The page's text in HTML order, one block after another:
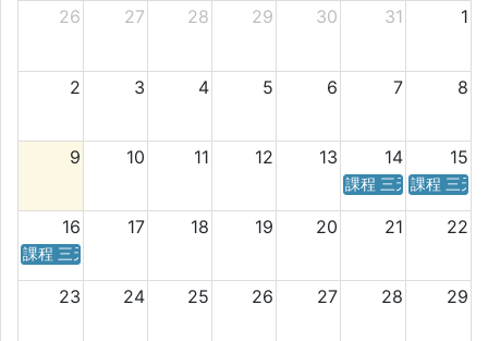
26
27 28 29 30 31 1
2 3 4 5 6 7 8
9 10 11 12 13 14 15
課程 三天／六天 時
課程 三天
16 17 18 19 20 21 22
課程 三天／六天 時間表
23 24 25 26 27 28 29